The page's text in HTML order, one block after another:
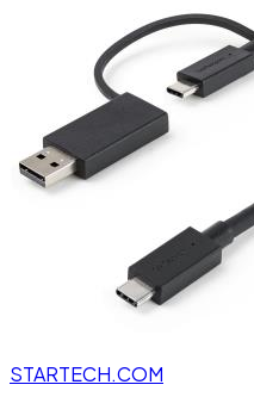
STARTECH.COM